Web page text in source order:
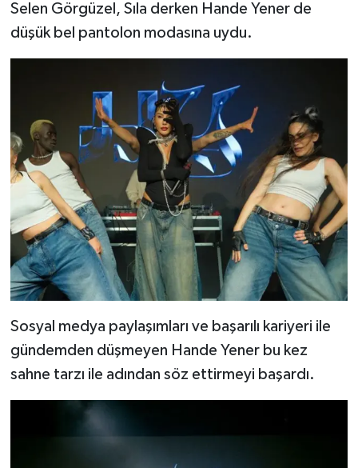
Selen Görgüzel, Sıla derken Hande Yener de
düşük bel pantolon modasına uydu.
Sosyal medya paylaşımları ve başarılı kariyeri ile
gündemden düşmeyen Hande Yener bu kez
sahne tarzı ile adından söz ettirmeyi başardı.
YAŞAM